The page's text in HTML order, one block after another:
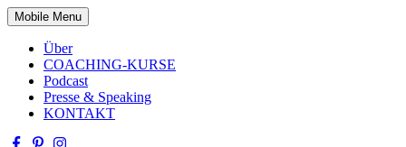
Mobile Menu
Über
COACHING-KURSE
Podcast
Presse & Speaking
KONTAKT